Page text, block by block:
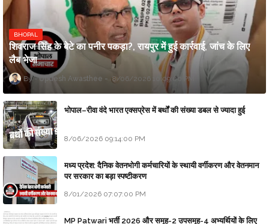
BHOPAL
शिवराज सिंह के बेटे का पनीर पकड़ा?, रायपुर में हुई कार्रवाई, जांच के लिए
लैब भेजा
Updesh Awasthee 8/06/2026 10:09:00 PM
भोपाल–रीवा वंदे भारत एक्सप्रेस में बर्थों की संख्या डबल से ज्यादा हुई
8/06/2026 09:14:00 PM
मध्य प्रदेश: दैनिक वेतनभोगी कर्मचारियों के स्थायी वर्गीकरण और वेतनमान
पर सरकार का बड़ा स्पष्टीकरण
8/01/2026 07:07:00 PM
MP Patwari भर्ती 2026 और समूह-2 उपसमूह-4 अभ्यर्थियों के लिए